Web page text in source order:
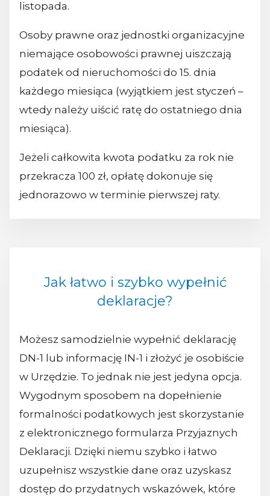
listopada.
Osoby prawne oraz jednostki organizacyjne
niemające osobowości prawnej uiszczają
podatek od nieruchomości do 15. dnia
każdego miesiąca (wyjątkiem jest styczeń –
wtedy należy uiścić ratę do ostatniego dnia
miesiąca).
Jeżeli całkowita kwota podatku za rok nie
przekracza 100 zł, opłatę dokonuje się
jednorazowo w terminie pierwszej raty.
Jak łatwo i szybko wypełnić
deklaracje?
Możesz samodzielnie wypełnić deklarację
DN-1 lub informację IN-1 i złożyć je osobiście
w Urzędzie. To jednak nie jest jedyna opcja.
Wygodnym sposobem na dopełnienie
formalności podatkowych jest skorzystanie
z elektronicznego formularza Przyjaznych
Deklaracji. Dzięki niemu szybko i łatwo
uzupełnisz wszystkie dane oraz uzyskasz
dostęp do przydatnych wskazówek, które